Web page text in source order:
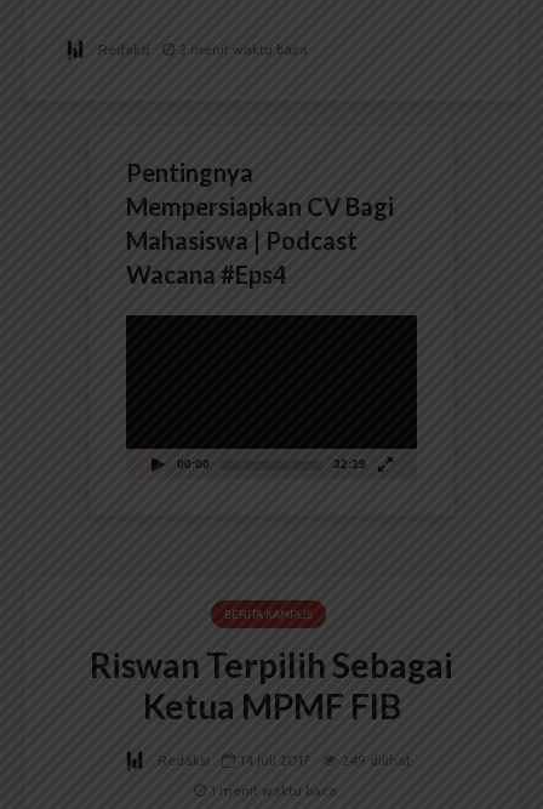
Redaksi 2 menit waktu baca
Pentingnya
Mempersiapkan CV Bagi
Mahasiswa | Podcast
Wacana #Eps4
00:00 32:39
BERITA KAMPUS
Riswan Terpilih Sebagai
Ketua MPMF FIB
Redaksi 14 Juli 2017
249 dilihat
1 menit waktu baca